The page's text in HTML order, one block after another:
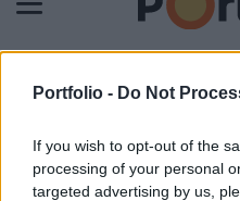
Portfolio - Do Not
If you wish to opt-out of the
processing of your personal
targeted advertising by us,
ELŐFIZETŐI TARTALOM
Egyre kevesebb
vajon miért?